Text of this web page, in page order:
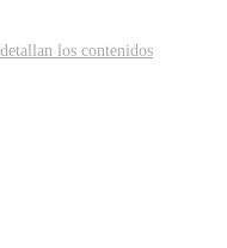
los contenidos